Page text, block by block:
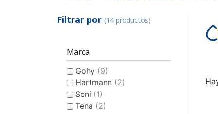
CON DISEÑO ANATÓMICO
CULOTE
Filtrar por (14 productos)
Marca
Gohy (9)
Hartmann (2)
Seni (1)
Tena (2)